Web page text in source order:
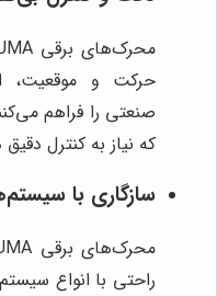
حرکت و موقعیت،
صنعتی را فراهم
که نیاز به کنترل
سازگاری با
راحتی با انواع